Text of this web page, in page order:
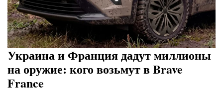
Украина и Франция дадут миллионы
на оружие: кого возьмут в Brave
France